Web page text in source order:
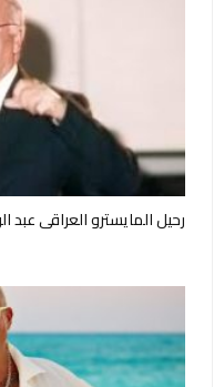
رحيل المايسترو العراقي عبد